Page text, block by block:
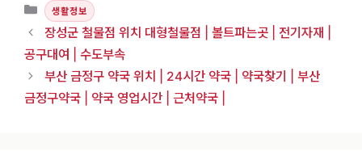
카테고리
생활정보
장성군 철물점 위치 대형철물점 | 볼트파는곳 | 전기자재 |
공구대여 | 수도부속
부산 금정구 약국 위치 | 24시간 약국 | 약국찾기 | 부산
금정구약국 | 약국 영업시간 | 근처약국 |